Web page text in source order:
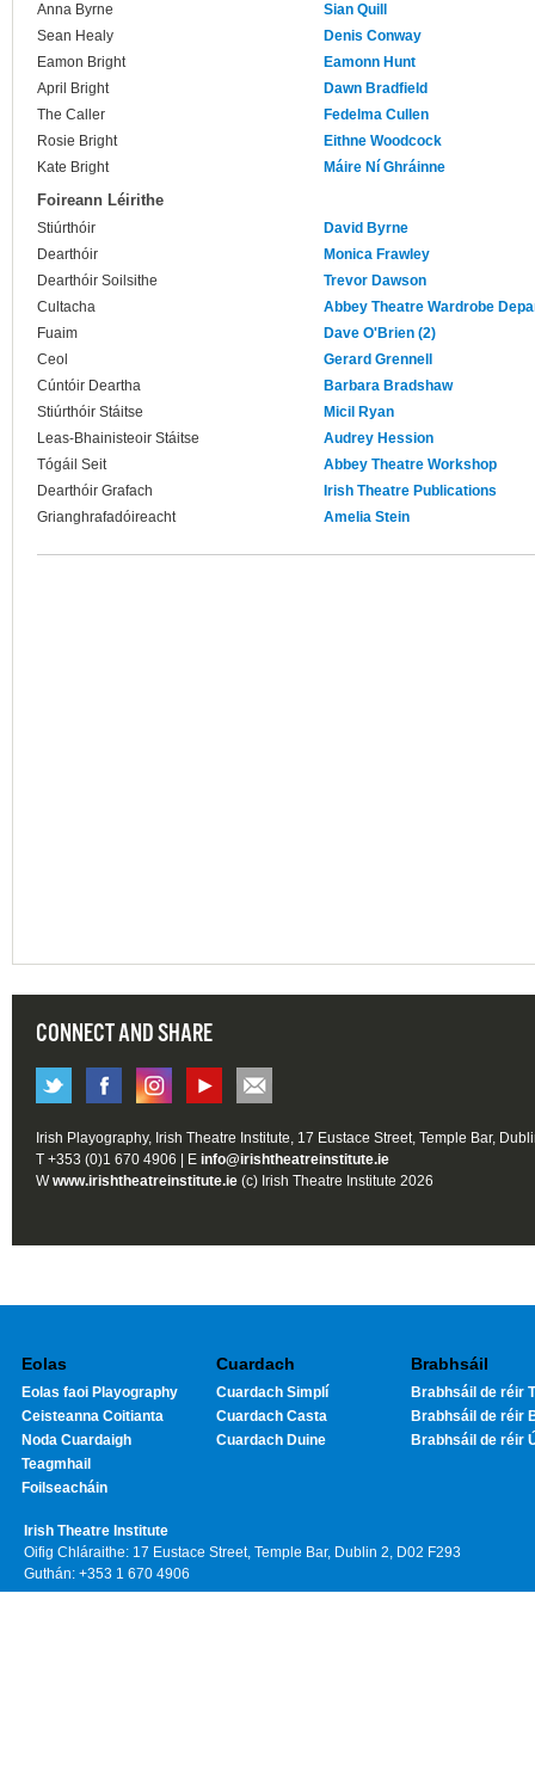
Anna Byrne
Sian Quill
Sean Healy
Denis Conway
Eamon Bright
Eamonn Hunt
April Bright
Dawn Bradfield
The Caller
Fedelma Cullen
Rosie Bright
Eithne Woodcock
Kate Bright
Máire Ní Ghráinne
Foireann Léirithe
Stiúrthóir
David Byrne
Dearthóir
Monica Frawley
Dearthóir Soilsithe
Trevor Dawson
Cultacha
Abbey Theatre Wardrobe
Fuaim
Dave O'Brien (2)
Ceol
Gerard Grennell
Cúntóir Deartha
Barbara Bradshaw
Stiúrthóir Stáitse
Micil Ryan
Leas-Bhainisteoir Stáitse
Audrey Hession
Tógáil Seit
Abbey Theatre Workshop
Dearthóir Grafach
Irish Theatre Publications
Grianghrafadóireacht
Amelia Stein
CONNECT AND SHARE
Irish Playography, Irish Theatre Institute, 17 Eustace Street, Temple Bar,
T +353 (0)1 670 4906 | E info@irishtheatreinstitute.ie
Wwww.irishtheatreinstitute.ie (c) Irish Theatre Institute 2026
Eolas
Eolas faoi Playography
Ceisteanna Coitianta
Noda Cuardaigh
Teagmhail
Foilseacháin
Cuardach
Cuardach Simplí
Cuardach Casta
Cuardach Duine
Brabhsáil
Brabhsáil de réir
Brabhsáil de réir
Brabhsáil de réir
Irish Theatre Institute
Oifig Chláraithe: 17 Eustace Street, Temple Bar, Dublin 2, D02 F293
Guthán: +353 1 670 4906